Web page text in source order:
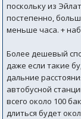
поскольку из
постепенно,
меньше часа. +
Более дешевый
даже если такие
дальние
автобусной
всего около 100
длиться будет